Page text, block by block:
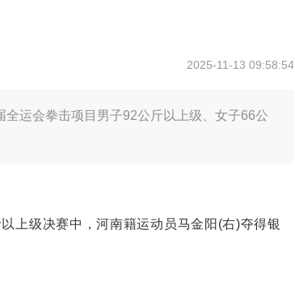
2025-11-13 09:58:54
运会拳击项目男子92公斤以上级、女子66公
上级决赛中，河南籍运动员马金阳(右)夺得银